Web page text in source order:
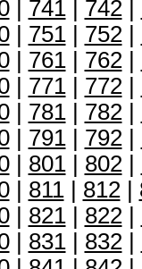
| 741| 742|
| 751| 752|
| 761| 762|
| 771| 772|
| 781| 782|
| 791| 792|
| 801| 802|
| 811| 812|
| 821| 822|
| 831| 832|